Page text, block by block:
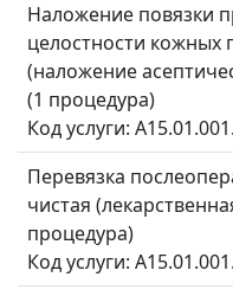
Наложение повязки
целостности кожных
(наложение
(1 процедура)
Код услуги:
Перевязка
чистая
процедура)
Код услуги: